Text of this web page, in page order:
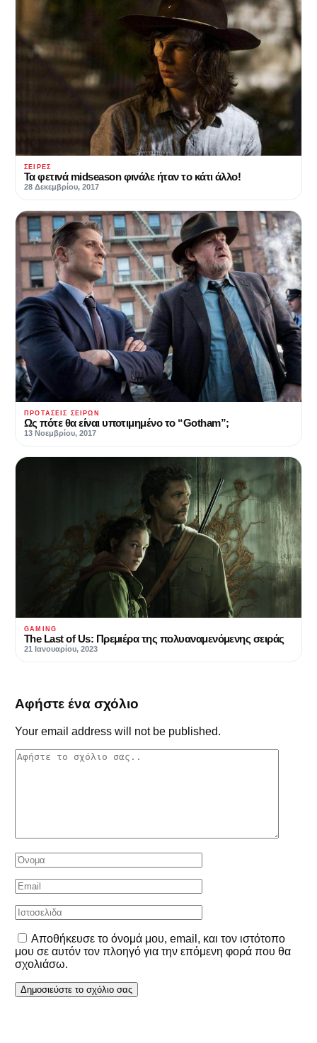
ΣΕΙΡΈΣ
Τα φετινά midseason φινάλε ήταν το κάτι άλλο!
28 Δεκεμβρίου, 2017
ΠΡΟΤΆΣΕΙΣ ΣΕΙΡΏΝ
Ως πότε θα είναι υποτιμημένο το “Gotham”;
13 Νοεμβρίου, 2017
GAMING
The Last of Us: Πρεμιέρα της πολυαναμενόμενης σειράς
21 Ιανουαρίου, 2023
Αφήστε ένα σχόλιο
Your email address will not be published.
Αποθήκευσε το όνομά μου, email, και τον ιστότοπο
μου σε αυτόν τον πλοηγό για την επόμενη φορά που θα
σχολιάσω.